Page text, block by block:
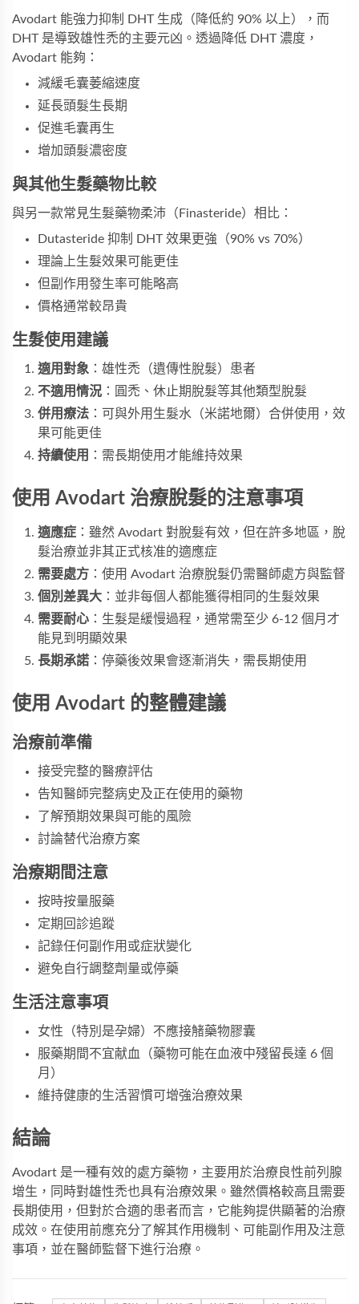
Avodart 能強力抑制 DHT 生成（降低約 90% 以上），而
DHT 是導致雄性禿的主要元凶。透過降低 DHT 濃度，
Avodart 能夠：
減緩毛囊萎縮速度
延長頭髮生長期
促進毛囊再生
增加頭髮濃密度
與其他生髮藥物比較
與另一款常見生髮藥物柔沛（Finasteride）相比：
Dutasteride 抑制 DHT 效果更強（90% vs 70%）
理論上生髮效果可能更佳
但副作用發生率可能略高
價格通常較昂貴
生髮使用建議
適用對象 ：雄性禿（遺傳性脫髮）患者
不適用情況 ：圓禿、休止期脫髮等其他類型脫髮
併用療法 ：可與外用生髮水（米諾地爾）合併使用，效
果可能更佳
持續使用
：需長期使用才能維持效果
使用 Avodart 治療脫髮的注意事項
適應症 ：雖然 Avodart 對脫髮有效，但在許多地區，脫
髮治療並非其正式核准的適應症
需要處方 ：使用 Avodart 治療脫髮仍需醫師處方與監督
個別差異大 ：並非每個人都能獲得相同的生髮效果
需要耐心 ：生髮是緩慢過程，通常需至少 6-12 個月才
能見到明顯效果
長期承諾 ：停藥後效果會逐漸消失，需長期使用
使用 Avodart 的整體建議
治療前準備
接受完整的醫療評估
告知醫師完整病史及正在使用的藥物
了解預期效果與可能的風險
討論替代治療方案
治療期間注意
按時按量服藥
定期回診追蹤
記錄任何副作用或症狀變化
避免自行調整劑量或停藥
生活注意事項
女性（特別是孕婦）不應接觰藥物膠囊
服藥期間不宜献血（藥物可能在血液中殘留長達 6 個
月）
維持健康的生活習慣可增強治療效果
結論
Avodart 是一種有效的處方藥物，主要用於治療良性前列腺
增生，同時對雄性禿也具有治療效果。雖然價格較高且需要
長期使用，但對於合適的患者而言，它能夠提供顯著的治療
成效。在使用前應充分了解其作用機制、可能副作用及注意
事項，並在醫師監督下進行治療。